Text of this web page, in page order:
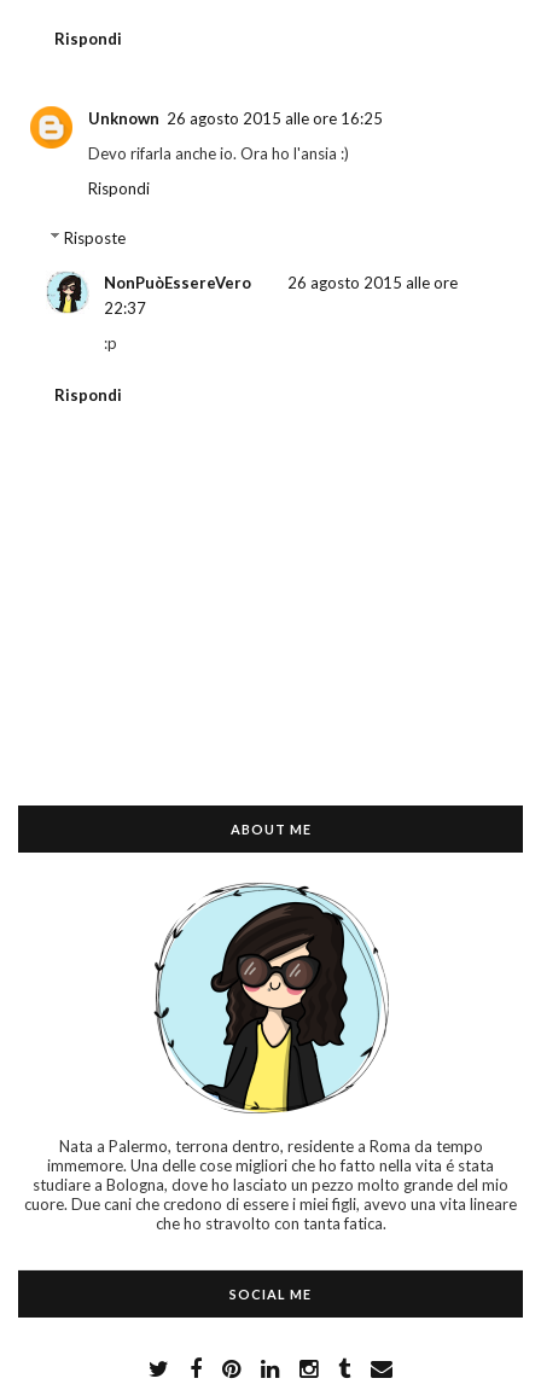
Rispondi
Unknown 26 agosto 2015 alle ore 16:25
Devo rifarla anche io. Ora ho l'ansia :)
Rispondi
Risposte
NonPuòEssereVero
26 agosto 2015 alle ore
22:37
:p
Rispondi
ABOUT ME
Nata a Palermo, terrona dentro, residente a Roma da tempo
immemore. Una delle cose migliori che ho fatto nella vita é stata
studiare a Bologna, dove ho lasciato un pezzo molto grande del mio
cuore. Due cani che credono di essere i miei figli, avevo una vita lineare
che ho stravolto con tanta fatica.
SOCIAL ME